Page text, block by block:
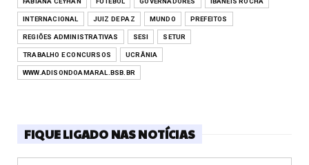
INTERNACIONAL JUIZ DE PAZ MUNDO PREFEITOS
REGIÕES ADMINISTRATIVAS SESI SETUR
TRABALHO E CONCURSOS UCRÂNIA
WWW.ADISONDOAMARAL.BSB.BR
FIQUE LIGADO NAS NOTÍCIAS